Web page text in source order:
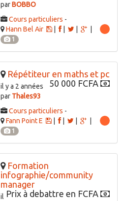
parBOBBO
Cours particuliers -
Hann Bel Air
|
1
Répétiteur en maths et pc
50 000 FCFA
il y a 2 années
par Thales93
Cours particuliers -
Fann Point E
|
1
Formation
infographie/community
manager
Prix à debattre en FCFA
il